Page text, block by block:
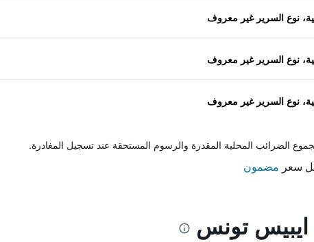
نوع السرير غير معروف
نوع السرير غير معروف
نوع السرير غير معروف
الضرائب المحلية المقدرة والرسوم المستحقة عند تسجيل المغادرة.
سعر مضمون
تونس